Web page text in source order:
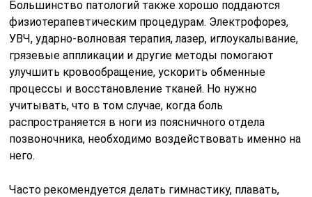
Большинство патологий также хорошо поддаются
физиотерапевтическим процедурам. Электрофорез,
УВЧ, ударно-волновая терапия, лазер, иглоукалывание,
грязевые аппликации и другие методы помогают
улучшить кровообращение, ускорить обменные
процессы и восстановление тканей. Но нужно
учитывать, что в том случае, когда боль
распространяется в ноги из поясничного отдела
позвоночника, необходимо воздействовать именно на
него.
Часто рекомендуется делать гимнастику, плавать,